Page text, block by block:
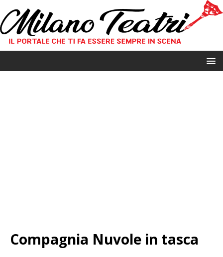
Compagnia Nuvole in tasca